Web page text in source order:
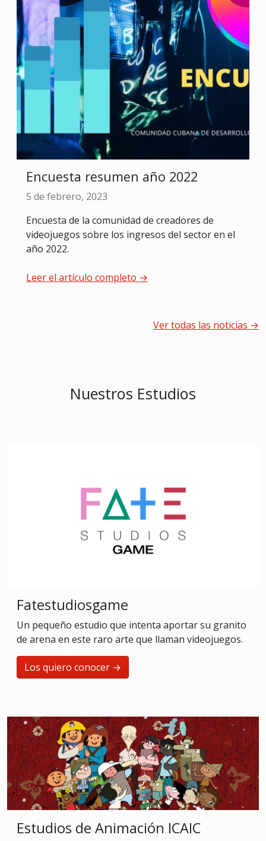
Encuesta resumen año 2022
5 de febrero, 2023
Encuesta de la comunidad de creadores de
videojuegos sobre los ingresos del sector en el
año 2022.
Leer el artículo completo →
Ver todas las noticias →
Nuestros Estudios
Fatestudiosgame
Un pequeño estudio que intenta aportar su granito
de arena en este raro arte que llaman videojuegos.
Los quiero conocer →
Estudios de Animación ICAIC